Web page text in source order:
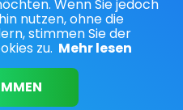
vorbehalten
by
Wenn Sie jedoch
nutzen, ohne die
stimmen Sie der
zu. Mehr lesen